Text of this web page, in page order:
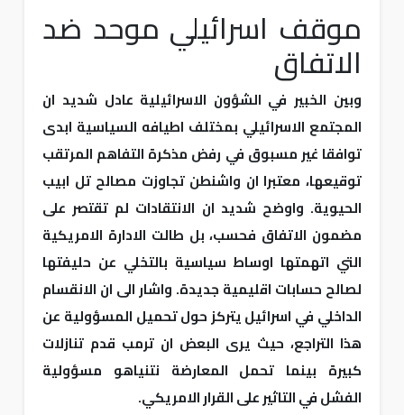
موقف اسرائيلي موحد ضد
الاتفاق
وبين الخبير في الشؤون الاسرائيلية عادل شديد ان
المجتمع الاسرائيلي بمختلف اطيافه السياسية ابدى
توافقا غير مسبوق في رفض مذكرة التفاهم المرتقب
توقيعها، معتبرا ان واشنطن تجاوزت مصالح تل ابيب
الحيوية. واوضح شديد ان الانتقادات لم تقتصر على
مضمون الاتفاق فحسب، بل طالت الادارة الامريكية
التي اتهمتها اوساط سياسية بالتخلي عن حليفتها
لصالح حسابات اقليمية جديدة. واشار الى ان الانقسام
الداخلي في اسرائيل يتركز حول تحميل المسؤولية عن
هذا التراجع، حيث يرى البعض ان ترمب قدم تنازلات
كبيرة بينما تحمل المعارضة نتنياهو مسؤولية
الفشل في التاثير على القرار الامريكي.